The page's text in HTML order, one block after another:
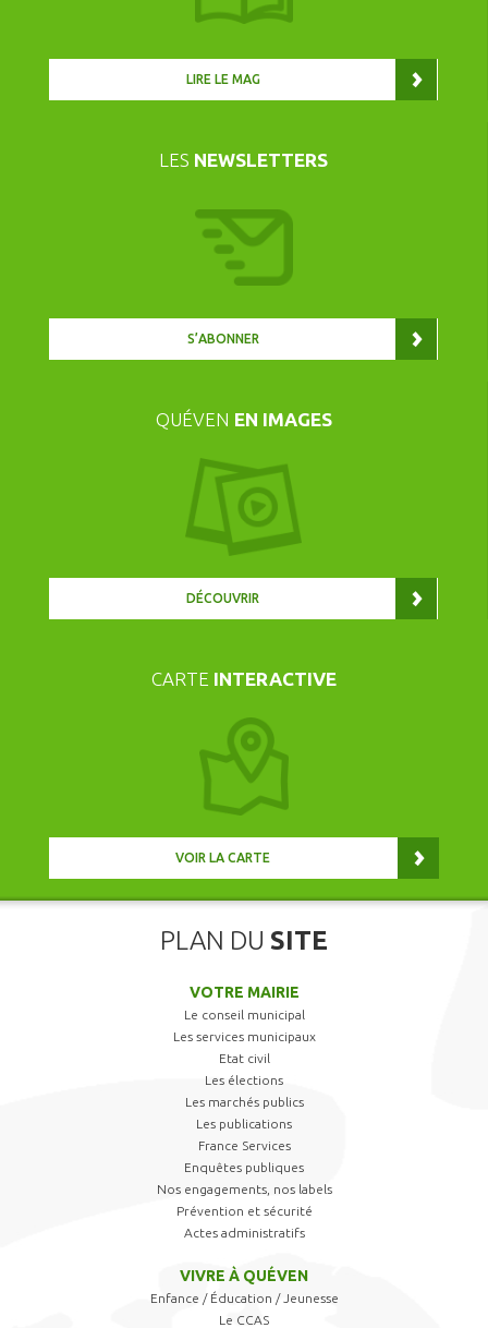
LIRE LE MAG
LES NEWSLETTERS
S’ABONNER
QUÉVEN EN IMAGES
DÉCOUVRIR
CARTE INTERACTIVE
VOIR LA CARTE
PLAN DU SITE
VOTRE MAIRIE
Le conseil municipal
Les services municipaux
Etat civil
Les élections
Les marchés publics
Les publications
France Services
Enquêtes publiques
Nos engagements, nos labels
Prévention et sécurité
Actes administratifs
VIVRE À QUÉVEN
Enfance / Éducation / Jeunesse
Le CCAS